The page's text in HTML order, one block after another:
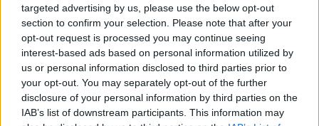
targeted advertising by us, please use the below opt-out
section to confirm your selection. Please note that after your
opt-out request is processed you may continue seeing
interest-based ads based on personal information utilized by
us or personal information disclosed to third parties prior to
your opt-out. You may separately opt-out of the further
disclosure of your personal information by third parties on the
IAB’s list of downstream participants. This information may
Με ένα ποσό $25 εκατ. να διακυβεύεται, ο παίκτης
βρίσκεται πίσω από το τιμόνι ως Jack Rourke και
οδηγεί για απίστευτα χιλιόμετρα από το San Francisco
ως τη Νέα Υόρκη αντιμετωπίζοντας 200 ακόμα
οδηγούς, ενώ προσπαθεί να αποφύγει τους
αστυνομικούς και τη μαφία, που τον καταδιώκουν.